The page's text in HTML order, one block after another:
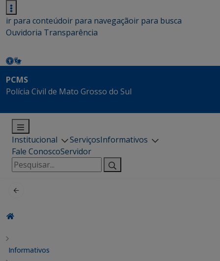
ir para conteúdoir para navegaçãoir para busca
Ouvidoria Transparência
PCMS
Polícia Civil de Mato Grosso do Sul
Institucional ServiçosInformativos
Fale ConoscoServidor
Pesquisar
por:
Informativos